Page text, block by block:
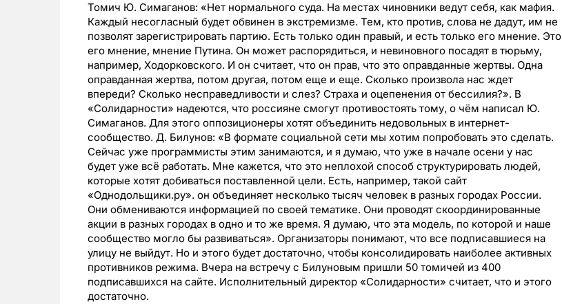
Томич Ю. Симаганов: «Нет нормального суда. На местах чиновники ведут себя, как мафия.
Каждый несогласный будет обвинен в экстремизме. Тем, кто против, слова не дадут, им не
позволят зарегистрировать партию. Есть только один правый, и есть только его мнение. Это
его мнение, мнение Путина. Он может распорядиться, и невиновного посадят в тюрьму,
например, Ходорковского. И он считает, что он прав, что это оправданные жертвы. Одна
оправданная жертва, потом другая, потом еще и еще. Сколько произвола нас ждет
впереди? Сколько несправедливости и слез? Страха и оцепенения от бессилия?». В
«Солидарности» надеются, что россияне смогут противостоять тому, о чём написал Ю.
Симаганов. Для этого оппозиционеры хотят объединить недовольных в интернет-
сообщество. Д. Билунов: «В формате социальной сети мы хотим попробовать это сделать.
Сейчас уже программисты этим занимаются, и я думаю, что уже в начале осени у нас
будет уже всё работать. Мне кажется, что это неплохой способ структурировать людей,
которые хотят добиваться поставленной цели. Есть, например, такой сайт
«Однодольщики.ру». он объединяет несколько тысяч человек в разных городах России.
Они обмениваются информацией по своей тематике. Они проводят скоординированные
акции в разных городах в одно и то же время. Я думаю, что эта модель, по которой и наше
сообщество могло бы развиваться». Организаторы понимают, что все подписавшиеся на
улицу не выйдут. Но и этого будет достаточно, чтобы консолидировать наиболее активных
противников режима. Вчера на встречу с Билуновым пришли 50 томичей из 400
подписавшихся на сайте. Исполнительный директор «Солидарности» считает, что и этого
достаточно.